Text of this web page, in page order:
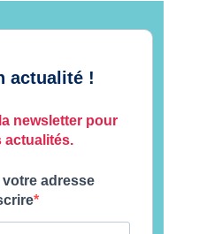
actualité !
newsletter pour
actualités.
adresse